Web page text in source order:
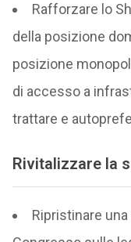
Rafforzare lo
della posizione
posizione
di accesso a
trattare e
Rivitalizzare la
Ripristinare